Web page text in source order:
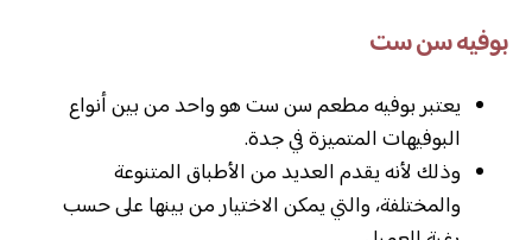
بوفيه سن ست
يعتبر بوفيه مطعم سن ست هو واحد من بين أنواع
البوفيهات المتميزة في جدة.
وذلك لأنه يقدم العديد من الأطباق المتنوعة
والمختلفة، والتي يمكن الاختيار من بينها على حسب